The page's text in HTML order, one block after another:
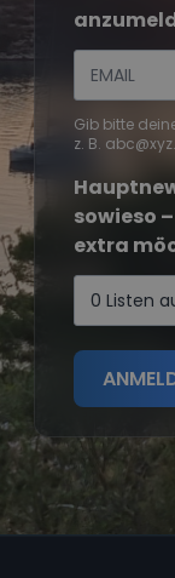
Gib bitte
z. B.
sowieso
extra
0 Listen